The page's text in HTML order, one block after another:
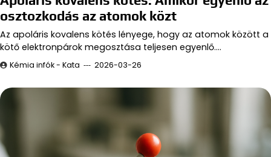
osztozkodás az atomok közt
Az apoláris kovalens kötés lényege, hogy az atomok között a
kötő elektronpárok megosztása teljesen egyenlő.…
Kémia infók - Kata 2026-03-26